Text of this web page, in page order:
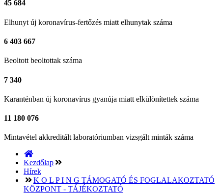
45 684
Elhunyt új koronavírus-fertőzés miatt elhunytak száma
6 403 667
Beoltott beoltottak száma
7 340
Karanténban új koronavírus gyanúja miatt elkülönítettek száma
11 180 076
Mintavétel akkreditált laboratóriumban vizsgált minták száma
Kezdőlap
Hírek
K O L P I N G TÁMOGATÓ ÉS FOGLALAKOZTATÓ
KÖZPONT - TÁJÉKOZTATÓ